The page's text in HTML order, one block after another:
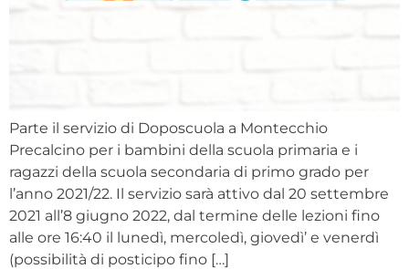
Parte il servizio di Doposcuola a Montecchio
Precalcino per i bambini della scuola primaria e i
ragazzi della scuola secondaria di primo grado per
l’anno 2021/22. Il servizio sarà attivo dal 20 settembre
2021 all’8 giugno 2022, dal termine delle lezioni fino
alle ore 16:40 il lunedì, mercoledì, giovedì’ e venerdì
(possibilità di posticipo fino […]